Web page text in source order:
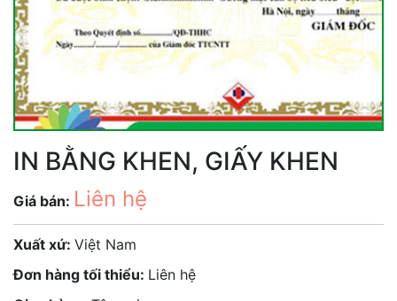
IN BẰNG KHEN, GIẤY KHEN
Giá bán: Liên hệ
Xuất xứ: Việt Nam
Đơn hàng tối thiểu: Liên hệ